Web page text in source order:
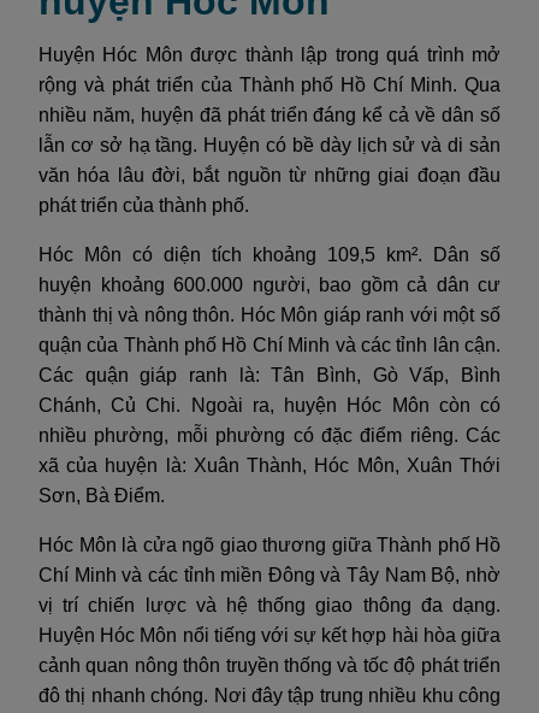
Huyện Hóc Môn được thành lập trong quá trình mở
rộng và phát triển của Thành phố Hồ Chí Minh. Qua
nhiều năm, huyện đã phát triển đáng kể cả về dân số
lẫn cơ sở hạ tầng. Huyện có bề dày lịch sử và di sản
văn hóa lâu đời, bắt nguồn từ những giai đoạn đầu
phát triển của thành phố.
Hóc Môn có diện tích khoảng 109,5 km². Dân số
huyện khoảng 600.000 người, bao gồm cả dân cư
thành thị và nông thôn. Hóc Môn giáp ranh với một số
quận của Thành phố Hồ Chí Minh và các tỉnh lân cận.
Các quận giáp ranh là: Tân Bình, Gò Vấp, Bình
Chánh, Củ Chi. Ngoài ra, huyện Hóc Môn còn có
nhiều phường, mỗi phường có đặc điểm riêng. Các
xã của huyện là: Xuân Thành, Hóc Môn, Xuân Thới
Sơn, Bà Điểm.
Hóc Môn là cửa ngõ giao thương giữa Thành phố Hồ
Chí Minh và các tỉnh miền Đông và Tây Nam Bộ, nhờ
vị trí chiến lược và hệ thống giao thông đa dạng.
Huyện Hóc Môn nổi tiếng với sự kết hợp hài hòa giữa
cảnh quan nông thôn truyền thống và tốc độ phát triển
đô thị nhanh chóng. Nơi đây tập trung nhiều khu công